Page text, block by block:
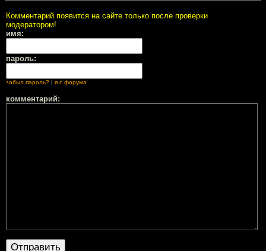
Комментарий появится на сайте только после проверки
модератором!
имя:
пароль:
забыл пароль? | я с форума
комментарий: